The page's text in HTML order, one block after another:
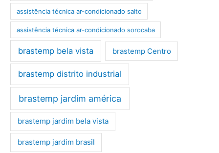
assistência técnica ar-condicionado salto
assistência técnica ar-condicionado sorocaba
brastemp bela vista brastemp Centro
brastemp distrito industrial
brastemp jardim américa
brastemp jardim bela vista
brastemp jardim brasil